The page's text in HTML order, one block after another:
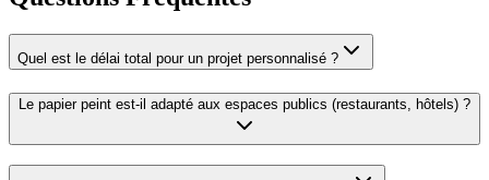
Quel est le délai total pour un projet personnalisé ?
Le papier peint est-il adapté aux espaces publics (restaurants, hôtels) ?